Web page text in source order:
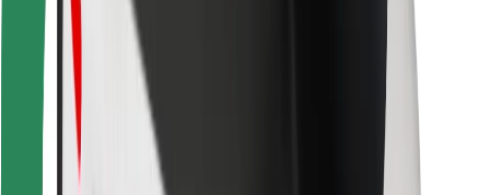
Bolt Food
Untuk pemilik fleet
Untuk Restoran
Bolt for Business
Lain-lain